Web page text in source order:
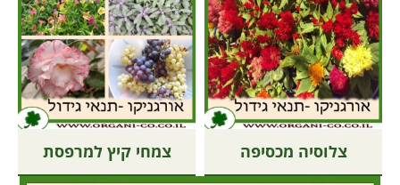
צלוסיה מכסיפה צמחי קיץ למרפסת